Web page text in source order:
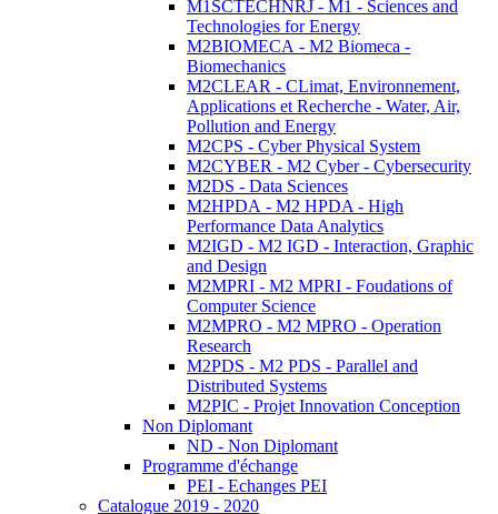
M1SCTECHNRJ - M1 - Sciences and
Technologies for Energy
M2BIOMECA - M2 Biomeca -
Biomechanics
M2CLEAR - CLimat, Environnement,
Applications et Recherche - Water, Air,
Pollution and Energy
M2CPS - Cyber Physical System
M2CYBER - M2 Cyber - Cybersecurity
M2DS - Data Sciences
M2HPDA - M2 HPDA - High
Performance Data Analytics
M2IGD - M2 IGD - Interaction, Graphic
and Design
M2MPRI - M2 MPRI - Foudations of
Computer Science
M2MPRO - M2 MPRO - Operation
Research
M2PDS - M2 PDS - Parallel and
Distributed Systems
M2PIC - Projet Innovation Conception
Non Diplomant
ND - Non Diplomant
Programme d'échange
PEI - Echanges PEI
Catalogue 2019 - 2020